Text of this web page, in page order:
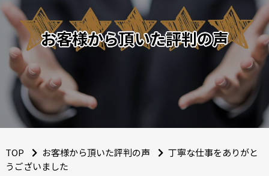
お客様から頂いた評判の声
TOP お客様から頂いた評判の声
丁寧な仕事をありがと
うございました